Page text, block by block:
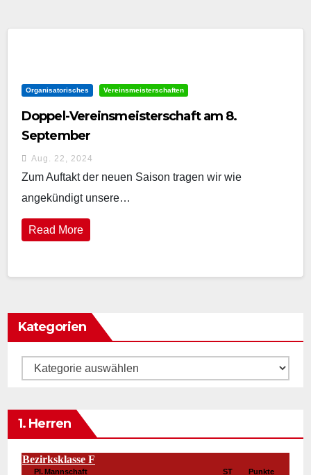
Organisatorisches Vereinsmeisterschaften
Doppel-Vereinsmeisterschaft am 8.
September
Aug. 22, 2024
Zum Auftakt der neuen Saison tragen wir wie
angekündigt unsere…
Read More
Kategorien
Kategorien
1. Herren